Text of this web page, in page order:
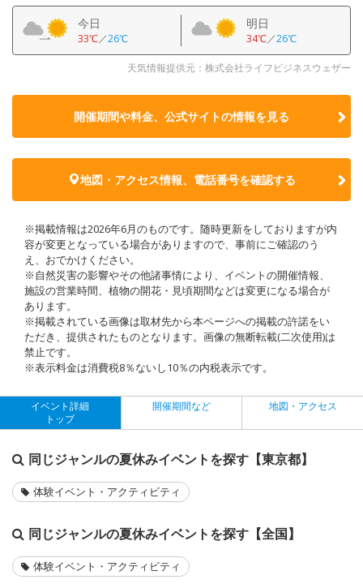
今日
33℃／26℃
明日
34℃／26℃
天気情報提供元：株式会社ライフビジネスウェザー
開催期間や料金、公式サイトの情報を見る
地図・アクセス情報、電話番号を確認する
※掲載情報は2026年6月のものです。随時更新をしておりますが内
容が変更となっている場合がありますので、事前にご確認のう
え、おでかけください。
※自然災害の影響やその他諸事情により、イベントの開催情報、
施設の営業時間、植物の開花・見頃期間などは変更になる場合が
あります。
※掲載されている画像は取材先から本ページへの掲載の許諾をい
ただき、提供されたものとなります。画像の無断転載(二次使用)は
禁止です。
※表示料金は消費税8％ないし10％の内税表示です。
イベント詳細
トップ
開催期間など 地図・アクセス
同じジャンルの夏休みイベントを探す【東京都】
体験イベント・アクティビティ
同じジャンルの夏休みイベントを探す【全国】
体験イベント・アクティビティ